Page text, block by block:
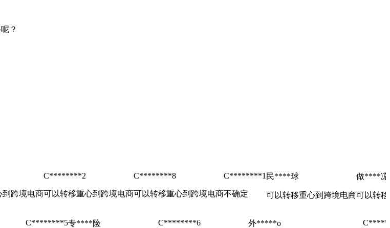
？
到跨境电商
C********2
可以转移重心到跨境电商
C********8
可以转移重心到跨境电商
C********1
不确定
民****球
可以转移重心到跨境电商
做****凉
可以转
C********5专****险 C********6 外*****o